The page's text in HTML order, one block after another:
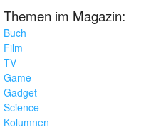
Themen im Magazin:
Buch
Film
TV
Game
Gadget
Science
Kolumnen